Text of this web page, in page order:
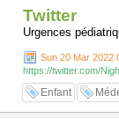
Twitter
Urgences
Sun 20 Mar 2022
https://twitter.com/
Enfant